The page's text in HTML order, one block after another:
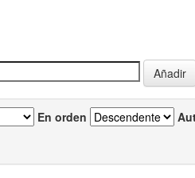
En orden